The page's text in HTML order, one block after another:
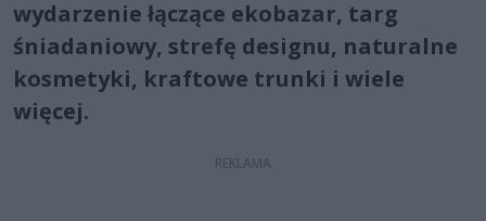
wydarzenie łączące ekobazar, targ
śniadaniowy, strefę designu, naturalne
kosmetyki, kraftowe trunki i wiele
więcej.